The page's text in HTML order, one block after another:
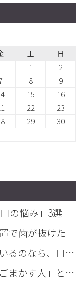
土 日
1
2
8
9
15
16
22
23
29
30
の悩み」3選
で歯が抜けた
口臭があることに本気で悩んでいるのなら、口臭を本気で治そう
ガムやアメは逆効果？口臭を「ごまかす人」と「治す人」の決定的な違い